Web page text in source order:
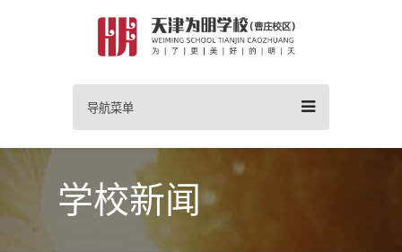
导航菜单
学校新闻